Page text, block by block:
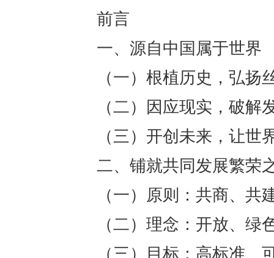
前言
一、源自中国属于世界
（一）根植历史，弘扬
（二）因应现实，破解
（三）开创未来，让世
二、铺就共同发展繁荣
（一）原则：共商、共
（二）理念：开放、绿
（三）目标：高标准、